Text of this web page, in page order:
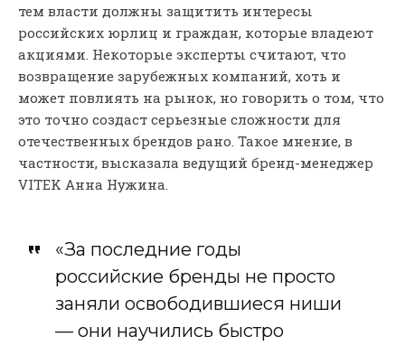
тем власти должны защитить интересы
российских юрлиц и граждан, которые владеют
акциями. Некоторые эксперты считают, что
возвращение зарубежных компаний, хоть и
может повлиять на рынок, но говорить о том, что
это точно создаст серьезные сложности для
отечественных брендов рано. Такое мнение, в
частности, высказала ведущий бренд-менеджер
VITEK Анна Нужина.
«За последние годы
российские бренды не просто
заняли освободившиеся ниши
— они научились быстро